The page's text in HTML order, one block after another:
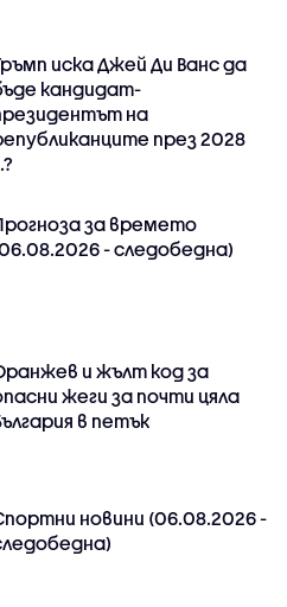
иска Джей Ди Ванс да
кандидат-
на
през 2028
за времето
- следобедна)
и жълт код за
жеги за почти цяла
в петък
новини (06.08.2026 -